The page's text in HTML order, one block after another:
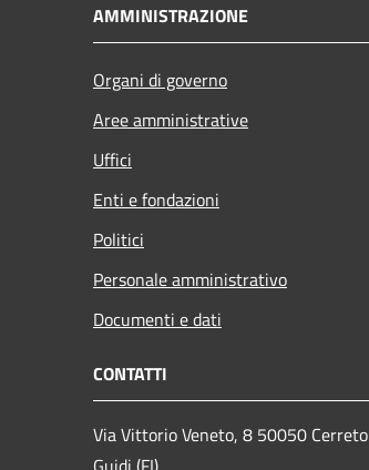
AMMINISTRAZIONE
Organi di governo
Aree amministrative
Uffici
Enti e fondazioni
Politici
Personale amministrativo
Documenti e dati
CONTATTI
Via Vittorio Veneto, 8 50050 Cerreto